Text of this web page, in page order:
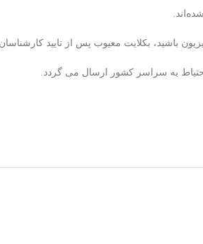
به سراسر کشور ارسال می گردد.